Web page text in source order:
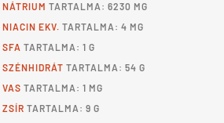
NÁTRIUM TARTALMA: 6230 MG
NIACIN EKV. TARTALMA: 4 MG
SFA TARTALMA: 1 G
SZÉNHIDRÁT TARTALMA: 54 G
VAS TARTALMA: 1 MG
ZSÍR TARTALMA: 9 G